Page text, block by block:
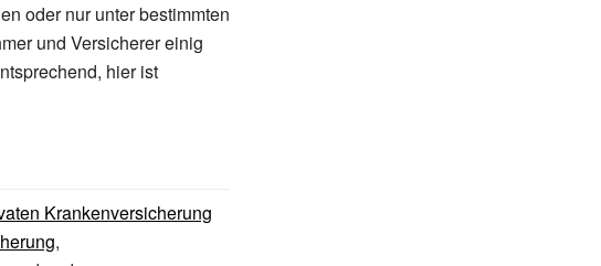
oder nur unter bestimmten
und Versicherer einig
hier ist
Krankenversicherung
,